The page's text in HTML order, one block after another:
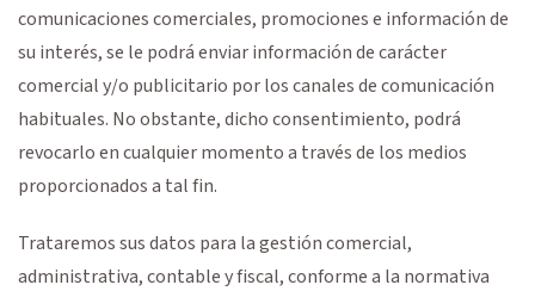
comunicaciones comerciales, promociones e información de
su interés, se le podrá enviar información de carácter
comercial y/o publicitario por los canales de comunicación
habituales. No obstante, dicho consentimiento, podrá
revocarlo en cualquier momento a través de los medios
proporcionados a tal fin.
Trataremos sus datos para la gestión comercial,
administrativa, contable y fiscal, conforme a la normativa